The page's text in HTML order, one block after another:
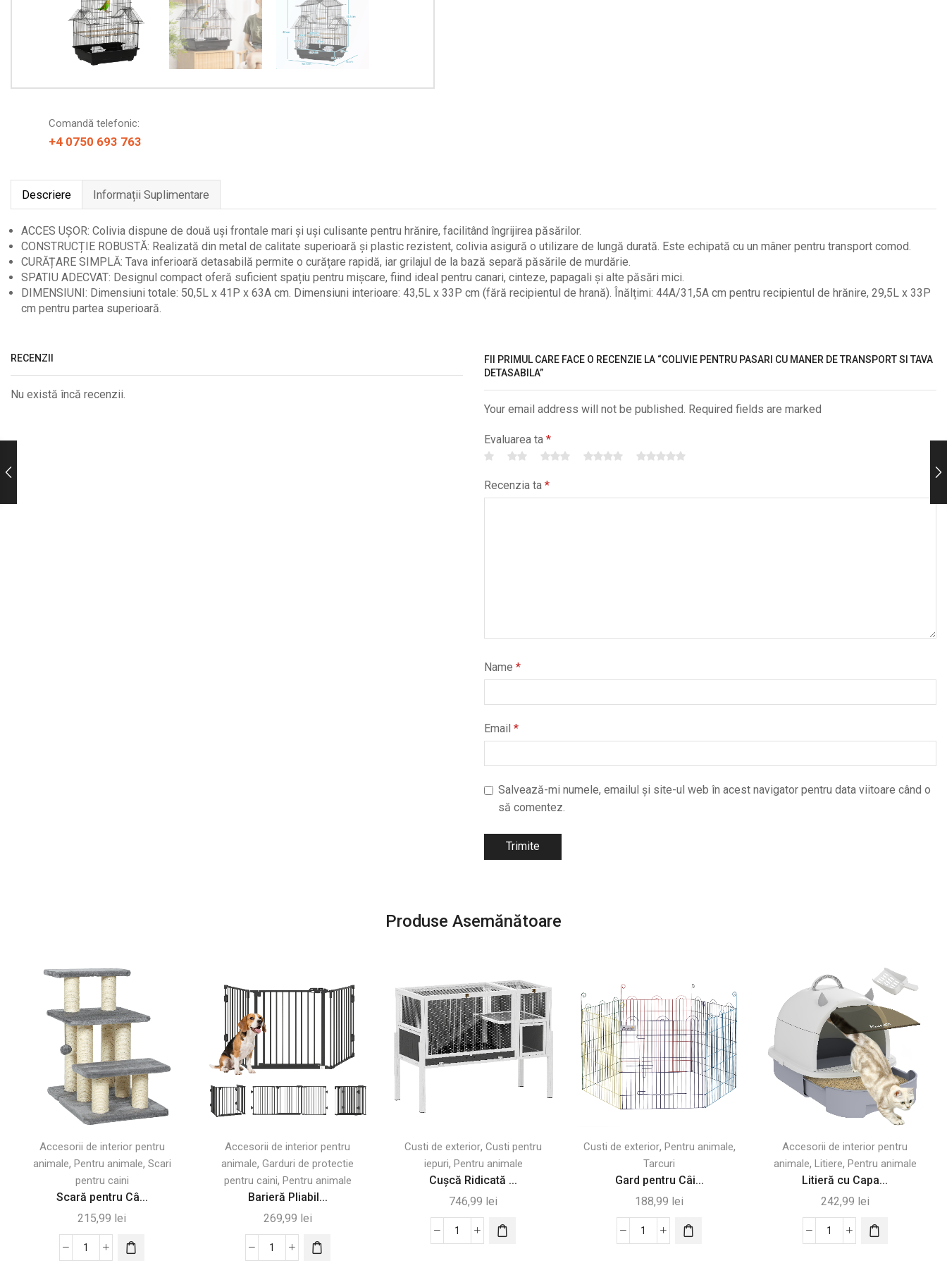
Comandă telefonic:
+4 0750 693 763
Descriere Informații Suplimentare
ACCES UȘOR: Colivia dispune de două uși frontale mari și uși culisante pentru hrănire, facilitând îngrijirea păsărilor.
CONSTRUCȚIE ROBUSTĂ: Realizată din metal de calitate superioară și plastic rezistent, colivia asigură o utilizare de lungă durată. Este echipată cu un mâner pentru transport comod.
CURĂȚARE SIMPLĂ: Tava inferioară detasabilă permite o curățare rapidă, iar grilajul de la bază separă păsările de murdărie.
SPATIU ADECVAT: Designul compact oferă suficient spațiu pentru mișcare, fiind ideal pentru canari, cinteze, papagali și alte păsări mici.
DIMENSIUNI: Dimensiuni totale: 50,5L x 41P x 63A cm. Dimensiuni interioare: 43,5L x 33P cm (fără recipientul de hrană). Înălțimi: 44A/31,5A cm pentru recipientul de hrănire, 29,5L x 33P
cm pentru partea superioară.
RECENZII
Nu există încă recenzii.
FII PRIMUL CARE FACE O RECENZIE LA “COLIVIE PENTRU PASARI CU MANER DE TRANSPORT SI TAVA
DETASABILA”
Your email address will not be published. Required fields are marked
Evaluarea ta *
Recenzia ta *
Name *
Email *
Salvează-mi numele, emailul și site-ul web în acest navigator pentru data viitoare când o
să comentez.
Produse Asemănătoare
Accesorii de interior pentru
animale, Pentru animale, Scari
pentru caini
Scară pentru Câ...
215,99 lei
Cantitate
Accesorii de interior pentru
animale,Garduri de protectie
pentru caini, Pentru animale
Barieră Pliabil...
269,99 lei
Cantitate
Custi de exterior,Custi pentru
iepuri, Pentru animale
Cușcă Ridicată ...
746,99 lei
Cantitate
Custi de exterior, Pentru animale,
Tarcuri
Gard pentru Câi...
188,99 lei
Cantitate
Accesorii de interior pentru
animale, Litiere, Pentru animale
Litieră cu Capa...
242,99 lei
Cantitate